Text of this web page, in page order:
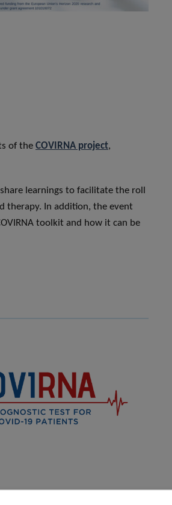
of the COVIRNA project,
learnings to facilitate the roll
therapy. In addition, the event
toolkit and how it can be